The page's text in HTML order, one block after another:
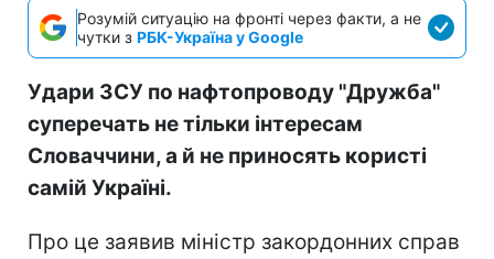
Розумій ситуацію на фронті через факти, а не
чутки з РБК-Україна у Google
Удари ЗСУ по нафтопроводу "Дружба"
суперечать не тільки інтересам
Словаччини, а й не приносять користі
самій Україні.
Про це заявив міністр закордонних справ